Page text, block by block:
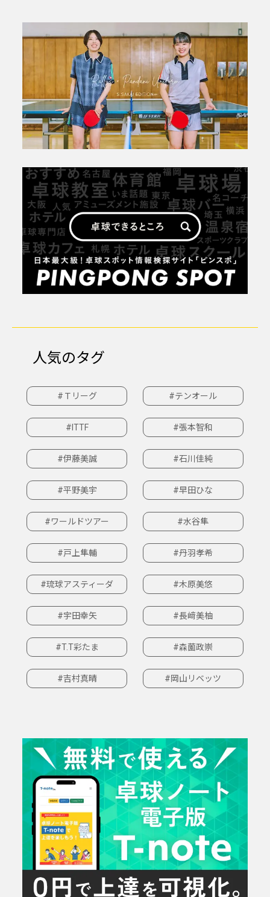
人気のタグ
#Ｔリーグ #テンオール
#ITTF #張本智和
#伊藤美誠 #石川佳純
#平野美宇 #早田ひな
#ワールドツアー #水谷隼
#戸上隼輔 #丹羽孝希
#琉球アスティーダ #木原美悠
#宇田幸矢 #長﨑美柚
#T.T彩たま #森薗政崇
#吉村真晴 #岡山リベッツ